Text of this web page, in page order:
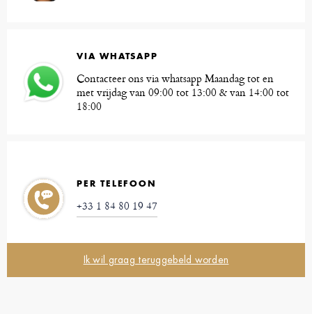
VIA WHATSAPP
Contacteer ons via whatsapp Maandag tot en
met vrijdag van 09:00 tot 13:00 & van 14:00 tot
18:00
PER TELEFOON
+33 1 84 80 19 47
Ik wil graag teruggebeld worden